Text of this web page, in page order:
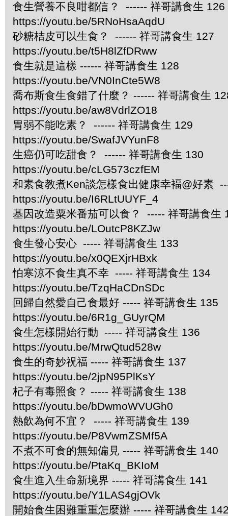
食生營養不良咁都信？ ------ 祥哥講食生 126
https://youtu.be/5RNoHsaAqdU
砂糖桔皮可以生食？ ------ 祥哥講食生 127
https://youtu.be/t5H8lZfDRww
食生就是這樣 ------ 祥哥講食生 128
https://youtu.be/VN0InCte5W8
喬布斯食生食錯了什麼？ ------ 祥哥講食生
https://youtu.be/aw8VdrlZO18
胃弱不能吃素？ ------ 祥哥講食生 129
https://youtu.be/SwafJVYunF8
生癌仍可吃甜食？ ------ 祥哥講食生 130
https://youtu.be/cLG573czfEM
和素食教煮Ken談怎樣食出健康幸褔@好素
https://youtu.be/I6RLtUUYF_4
基因改造粟米番茄可以食？ ----- 祥哥講食生
https://youtu.be/LOutcP8KZJw
食生發心安心 ----- 祥哥講食生 133
https://youtu.be/x0QEXjrHBxk
怕寒涼不食生真不幸 ----- 祥哥講食生 134
https://youtu.be/TzqHaCDnSDc
回歸自然愛自己食最好 ----- 祥哥講食生 135
https://youtu.be/6R1g_GUyrQM
食生怎樣開始行動 ----- 祥哥講食生 136
https://youtu.be/MrwQtud528w
食生的奇妙祝福 ----- 祥哥講食生 137
https://youtu.be/2jpN95PlKsY
杞子有毒照食？ ----- 祥哥講食生 138
https://youtu.be/bDwmoWVUGh0
熱飲為何不宜？ ----- 祥哥講食生 139
https://youtu.be/P8VwmZSMf5A
不煮不可食的無知偏見 ----- 祥哥講食生 140
https://youtu.be/PtaKq_BKIoM
食生進入生命新境界 ----- 祥哥講食生 141
https://youtu.be/Y1LAS4gjOVk
開始食生困難重重怎麼辦 ----- 祥哥講食生